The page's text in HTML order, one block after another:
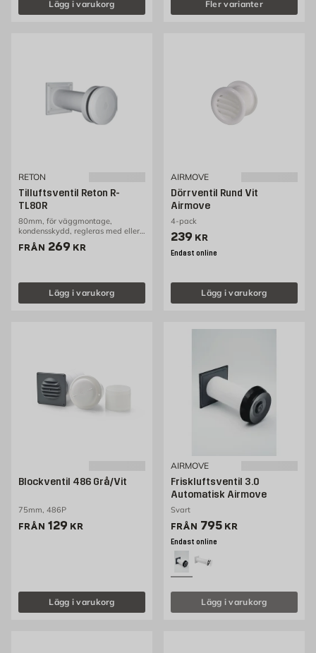
Lägg i varukorg Fler varianter
RETON
Tilluftsventil Reton R-
TL80R
80mm, för väggmontage,
kondensskydd, regleras med eller
utan snöre
FRÅN Pris 269 kr
269 KR
Lägg i varukorg
AIRMOVE
Dörrventil Rund Vit
Airmove
4-pack
Pris 239 kr
239 KR
Endast online
Lägg i varukorg
Blockventil 486 Grå/Vit
75mm, 486P
FRÅN Pris 129 kr
129 KR
Lägg i varukorg
AIRMOVE
Friskluftsventil 3.0
Automatisk Airmove
Svart
FRÅN Pris 750 kr
795 KR
Endast online
Lägg i varukorg